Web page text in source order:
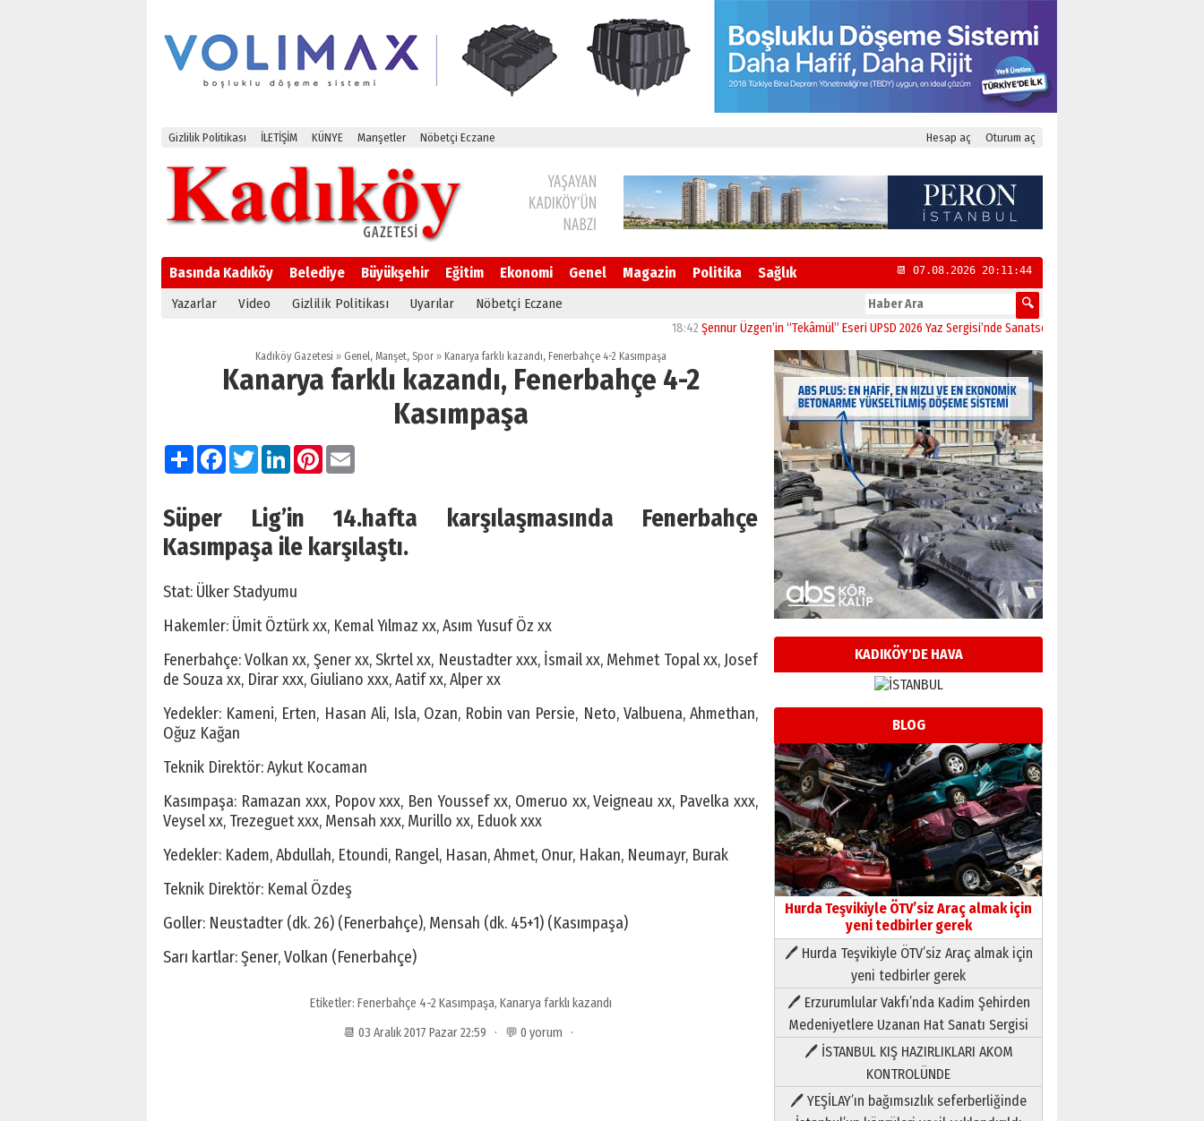
Gizlilik Politikası İLETİŞİM KÜNYE Manşetler Nöbetçi Eczane Hesap aç Oturum aç
Basında Kadıköy Belediye Büyükşehir Eğitim Ekonomi Genel Magazin Politika Sağlık 📆 07.08.2026 20:11:44
Yazarlar Video Gizlilik Politikası Uyarılar Nöbetçi Eczane
Şennur Üzgen’in “Tekâmül” Eseri UPSD 2026 Yaz Sergisi’nde Sanatseverlerle Buluştu
Kadıköy Gazetesi » Genel, Manşet, Spor »Kanarya farklı kazandı, Fenerbahçe 4-2 Kasımpaşa
Kanarya farklı kazandı, Fenerbahçe 4-2
Kasımpaşa
PaylaşFacebook
TwitterLinkedInPinterest
Süper Lig’in 14.hafta karşılaşmasında Fenerbahçe
Kasımpaşa ile karşılaştı.
Stat: Ülker Stadyumu
Hakemler: Ümit Öztürk xx, Kemal Yılmaz xx, Asım Yusuf Öz xx
Fenerbahçe: Volkan xx, Şener xx, Skrtel xx, Neustadter xxx, İsmail xx, Mehmet Topal xx, Josef
de Souza xx, Dirar xxx, Giuliano xxx, Aatif xx, Alper xx
Yedekler: Kameni, Erten, Hasan Ali, Isla, Ozan, Robin van Persie, Neto, Valbuena, Ahmethan,
Oğuz Kağan
Teknik Direktör: Aykut Kocaman
Kasımpaşa: Ramazan xxx, Popov xxx, Ben Youssef xx, Omeruo xx, Veigneau xx, Pavelka xxx,
Veysel xx, Trezeguet xxx, Mensah xxx, Murillo xx, Eduok xxx
Yedekler: Kadem, Abdullah, Etoundi, Rangel, Hasan, Ahmet, Onur, Hakan, Neumayr, Burak
Teknik Direktör: Kemal Özdeş
Goller: Neustadter (dk. 26) (Fenerbahçe), Mensah (dk. 45+1) (Kasımpaşa)
Sarı kartlar: Şener, Volkan (Fenerbahçe)
Etiketler: Fenerbahçe 4-2 Kasımpaşa, Kanarya farklı kazandı
📆 03 Aralık 2017 Pazar 22:59 · 💬 0 yorum ·
KADIKÖY'DE HAVA
BLOG
Hurda Teşvikiyle ÖTV’siz Araç almak için
yeni tedbirler gerek
🖊 Hurda Teşvikiyle ÖTV’siz Araç almak için
yeni tedbirler gerek
🖊 Erzurumlular Vakfı’nda Kadim Şehirden
Medeniyetlere Uzanan Hat Sanatı Sergisi
🖊 İSTANBUL KIŞ HAZIRLIKLARI AKOM
KONTROLÜNDE
🖊 YEŞİLAY’ın bağımsızlık seferberliğinde
Neşat YALÇIN
Paranın Aile Kültüründeki Yeri
03 Ağustos 2026 Pazartesi
Yıldırım Gündoğdu
HAVVA’NIN ÜÇ KIZI
09 Temmuz 2026 Perşembe